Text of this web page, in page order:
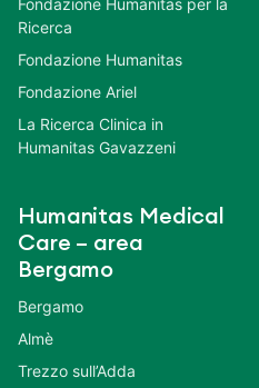
Fondazione Humanitas per la
Ricerca
Fondazione Humanitas
Fondazione Ariel
La Ricerca Clinica in
Humanitas Gavazzeni
Humanitas Medical
Care – area
Bergamo
Bergamo
Almè
Trezzo sull’Adda